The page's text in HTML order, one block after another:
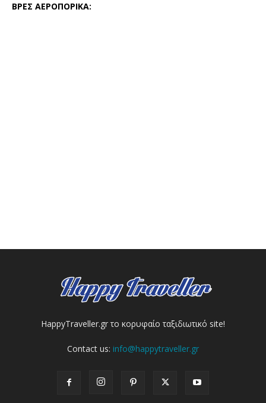
ΒΡΕΣ ΑΕΡΟΠΟΡΙΚΑ:
HappyTraveller.gr το κορυφαίο ταξιδιωτικό site!
Contact us: info@happytraveller.gr